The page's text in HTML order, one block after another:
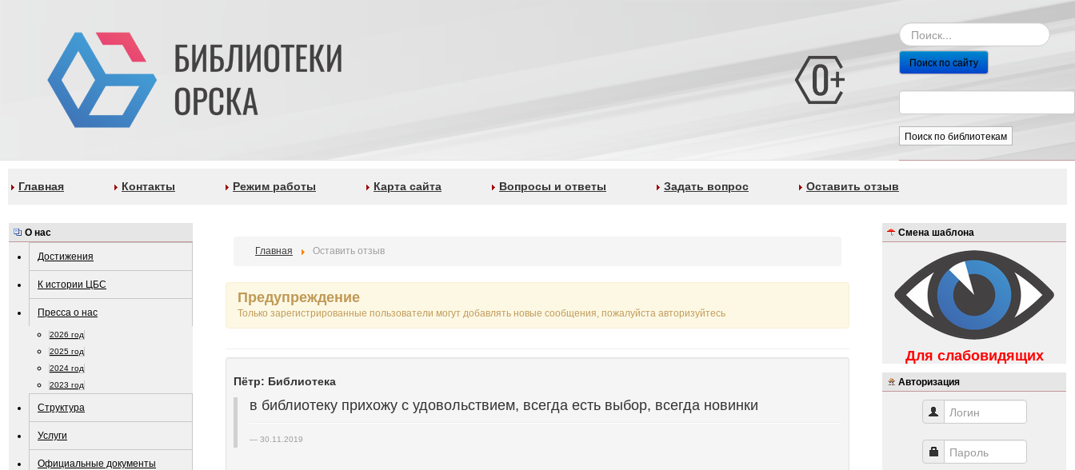
Поиск по сайту
Поиск по библиотекам
Главная Контакты Режим работы Карта сайта Вопросы и ответы Задать вопрос Оставить отзыв
О нас
Достижения
К истории ЦБС
Пресса о нас
2026 год
2025 год
2024 год
2023 год
Структура
Услуги
Официальные документы
Главная Оставить отзыв
Предупреждение
Только зарегистрированные пользователи могут добавлять новые сообщения, пожалуйста авторизуйтесь
Пётр: Библиотека
в библиотеку прихожу с удовольствием, всегда есть выбор, всегда новинки
30.11.2019
Смена шаблона
Для слабовидящих
Авторизация